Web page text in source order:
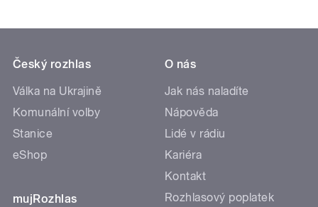
Český rozhlas
Válka na Ukrajině
Komunální volby
Stanice
eShop
mujRozhlas
O nás
Jak nás naladíte
Nápověda
Lidé v rádiu
Kariéra
Kontakt
Rozhlasový poplatek